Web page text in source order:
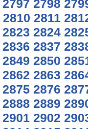
2797 2798
2810 2811
2823 2824
2836 2837
2849 2850
2862 2863
2875 2876
2888 2889
2901 2902